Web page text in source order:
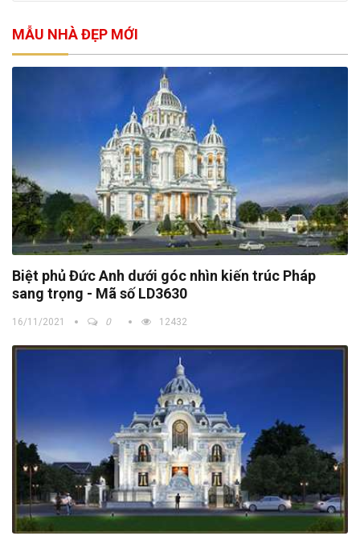
MẪU NHÀ ĐẸP MỚI
Biệt phủ Đức Anh dưới góc nhìn kiến trúc Pháp
sang trọng - Mã số LD3630
16/11/2021 0 12432